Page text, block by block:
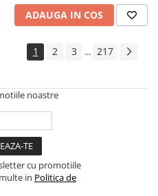
ADAUGA IN COS
1 2 3 ... 217
noastre
cu promotiile
in Politica de